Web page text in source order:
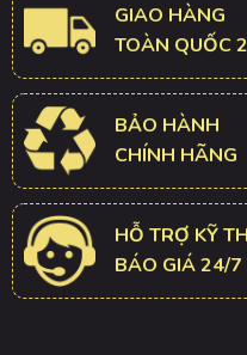
GIAO HÀNG
TOÀN QUỐC
BẢO HÀNH
CHÍNH HÃNG
HỖ TRỢ KỸ
BÁO GIÁ 24/7